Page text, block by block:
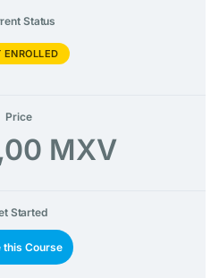
Status
ENROLLED
Price
MXV
Started
this Course